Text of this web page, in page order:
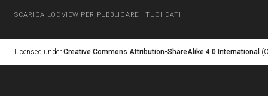
SCARICA LODVIEW PER PUBBLICARE I TUOI DATI
Licensed under Creative Commons Attribution-ShareAlike 4.0 International